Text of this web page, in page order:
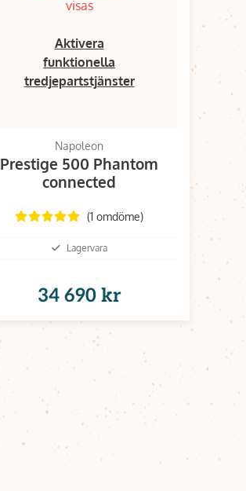
visas
Aktivera
funktionella
tredjepartstjänster
Napoleon
Prestige 500 Phantom
connected
(1 omdöme)
Lagervara
34 690 kr